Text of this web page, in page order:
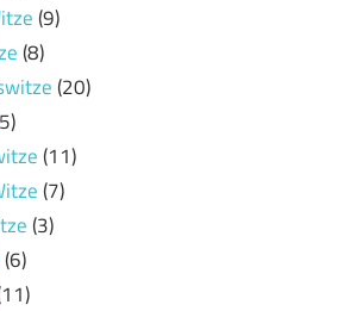
(9)
(8)
(20)
(11)
(7)
(3)
(6)